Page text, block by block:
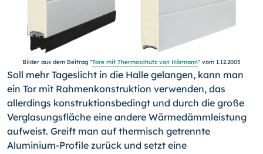
Bilder aus dem Beitrag "Tore mit Thermoschutz von Hörmann" vom 1.12.2005
Soll mehr Tageslicht in die Halle gelangen, kann man
ein Tor mit Rahmenkonstruktion verwenden, das
allerdings konstruktionsbedingt und durch die große
Verglasungsfläche eine andere Wärmedämmleistung
aufweist. Greift man auf thermisch getrennte
Aluminium-Profile zurück und setzt eine